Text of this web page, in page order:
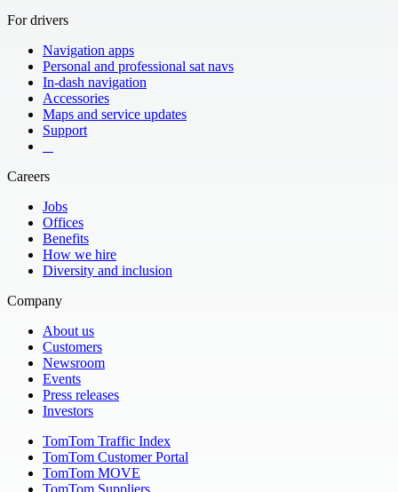
For drivers
Navigation apps
Personal and professional sat navs
In-dash navigation
Accessories
Maps and service updates
Support
Careers
Jobs
Offices
Benefits
How we hire
Diversity and inclusion
Company
About us
Customers
Newsroom
Events
Press releases
Investors
TomTom Traffic Index
TomTom Customer Portal
TomTom MOVE
TomTom Suppliers